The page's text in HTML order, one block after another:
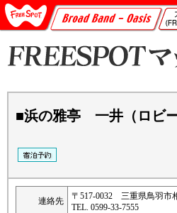
■浜の雅亭 一井（ロビー
連絡先
〒517-0032 三重県鳥羽市
TEL. 0599-33-7555